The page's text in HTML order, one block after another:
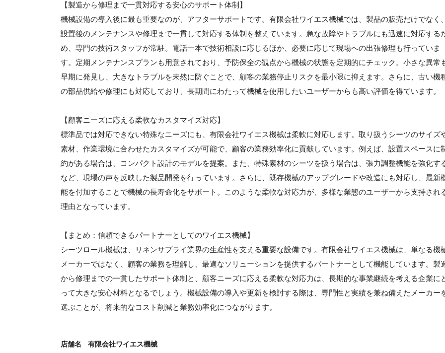
【製造から修理まで一貫対応する安心のサポート体制】
機械設備の導入後に最も重要なのが、アフターサポートです。有限会社ワイエス機械では、製品の販売だけでなく、
設置後のメンテナンスや修理まで一貫して対応する体制を整えています。急な故障やトラブルにも迅速に対応する
め、専門の技術スタッフが常駐。電話一本で技術相談に応じるほか、必要に応じて現場への出張修理も行っていま
す。定期メンテナンスプランも用意されており、予防保全の観点から機械の状態を定期的にチェック。小さな異常
早期に発見し、大きなトラブルを未然に防ぐことで、顧客の業務停止リスクを最小限に抑えます。さらに、古い機
の部品供給や修理にも対応しており、長期間にわたって機械を使用したいユーザーからも高い評価を得ています。
【顧客ニーズに応える柔軟なカスタマイズ対応】
標準品では対応できない特殊なニーズにも、有限会社ワイエス機械は柔軟に対応します。取り扱うシーツのサイズ
素材、作業環境に合わせたカスタマイズが可能で、顧客の業務効率化に貢献しています。例えば、設置スペースに
約がある場合は、コンパクト設計のモデルを提案。また、特殊素材のシーツを扱う場合は、張力調整機能を強化す
など、現場の声を反映した製品開発を行っています。さらに、既存機械のアップグレードや改造にも対応し、最新
能を付加することで機械の長寿命化をサポート。このような柔軟な対応力が、多様な業態のユーザーから支持され
理由となっています。
【まとめ：信頼できるパートナーとしてのワイエス機械】
シーツロール機械は、リネンサプライ業界の生産性を支える重要な設備です。有限会社ワイエス機械は、単なる機
メーカーではなく、顧客の業務を理解し、最適なソリューションを提供するパートナーとして機能しています。製
から修理までの一貫したサポート体制と、顧客ニーズに応える柔軟な対応力は、長期的な事業継続を考える企業に
って大きな安心材料となるでしょう。機械設備の導入や更新を検討する際は、専門性と実績を兼ね備えたメーカー
選ぶことが、将来的なコスト削減と業務効率化につながります。
店舗名 有限会社ワイエス機械